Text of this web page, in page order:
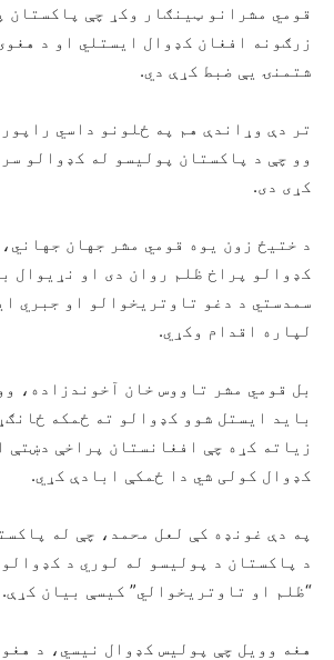
قومي مشرانو ټینګار وکړ چې پاکستان
زرګونه افغان کډوال ایستلي او د
شتمنۍ یې ضبط کړې دي.
تر دې وړاندې هم په ځلونو داسي
وو چې د پاکستان پولیسو له کډوالو
کړی دی.
د ختیځ زون یوه قومي مشر جهان
کډوالو پراخ ظلم روان دی او نړیوال
سمدستي د دغو تاوتریخوالو او جبري
لپاره اقدام وکړي.
بل قومي مشر تاووس خان آخوندزاده،
باید ایستل شوو کډوالو ته ځمکه
زیاته کړه چې افغانستان پراخې دښتې
کډوال کولی شي دا ځمکې ابادې کړي.
په دې غونډه کې لعل محمد، چې له
د پاکستان د پولیسو له لوري د
“ظلم او تاوتریخوالي” کیسې بیان کړې.
هغه وویل چې پولیس کډوال نیسي، د